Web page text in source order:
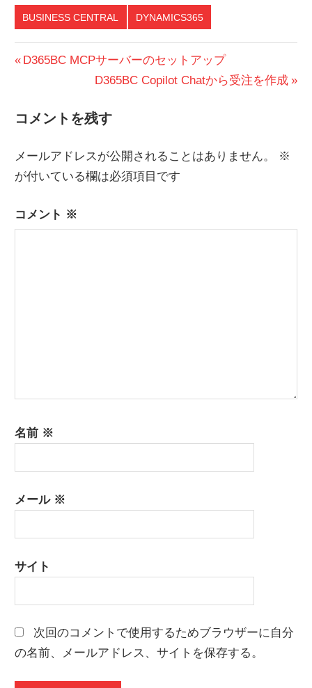
BUSINESS CENTRAL DYNAMICS365
投
ナ
ゲ
シ
前
稿:
D365BC MCPサーバーのセットアップ
次
投
D365BC Copilot Chatから受注を作成
コメントを残す
メールアドレスが公開されることはありません。
※
が付いている欄は必須項目です
コメント ※
名前 ※
メール ※
サイト
次回のコメントで使用するためブラウザーに自分
の名前、メールアドレス、サイトを保存する。